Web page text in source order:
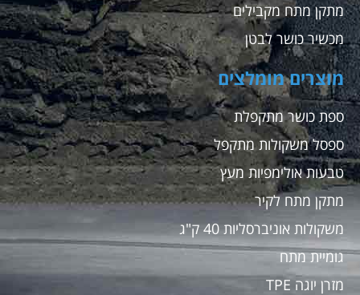
מתקן מתח מקבילים
מכשיר כושר לבטן
מוצרים מומלצים
ספת כושר מתקפלת
ספסל משקולות מתקפל
טבעות אולימפיות מעץ
מתקן מתח לקיר
משקולות אוניברסליות 40 ק"ג
גומיית מתח
מזרן יוגה TPE